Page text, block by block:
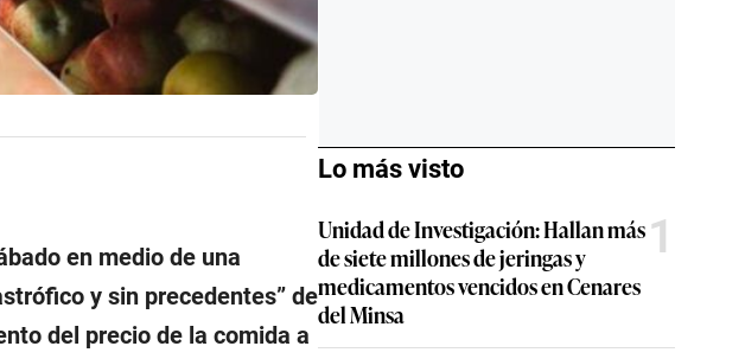
en medio de una
y sin precedentes” de
del precio de la comida a
Lo más visto
Unidad de Investigación: Hallan más
de siete millones de jeringas y
medicamentos vencidos en Cenares
del Minsa
1